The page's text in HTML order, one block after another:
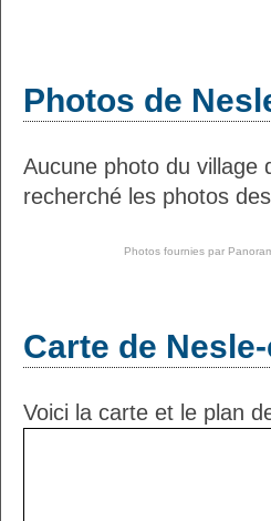
Photos de
Aucune photo du village
recherché les photos
Photos fournies par
Carte de
Voici la carte et le plan